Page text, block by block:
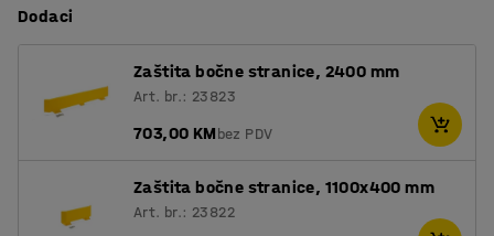
Dodaci
Zaštita bočne stranice, 2400 mm
Art. br.: 23823
703,00 KMbez PDV
Zaštita bočne stranice, 1100x400 mm
Art. br.: 23822